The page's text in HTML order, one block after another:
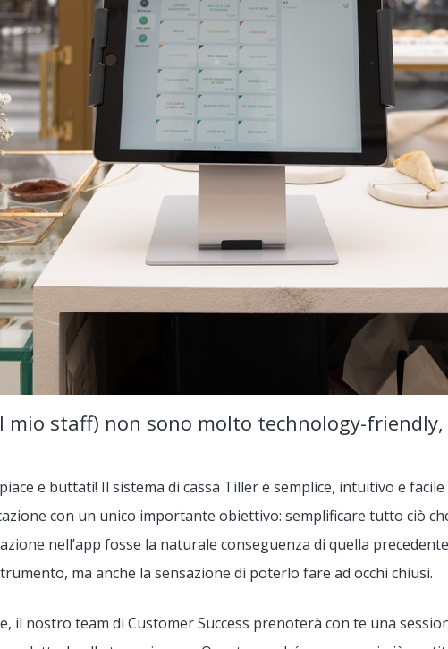
mio staff) non sono molto technology-
e buttati! Il sistema di cassa Tiller è semplice, intuitivo e
con un unico importante obiettivo: semplificare tutto ciò
nell’app fosse la naturale conseguenza di quella
ma anche la sensazione di poterlo fare ad occhi chiusi.
il nostro team di Customer Success prenoterà con te una